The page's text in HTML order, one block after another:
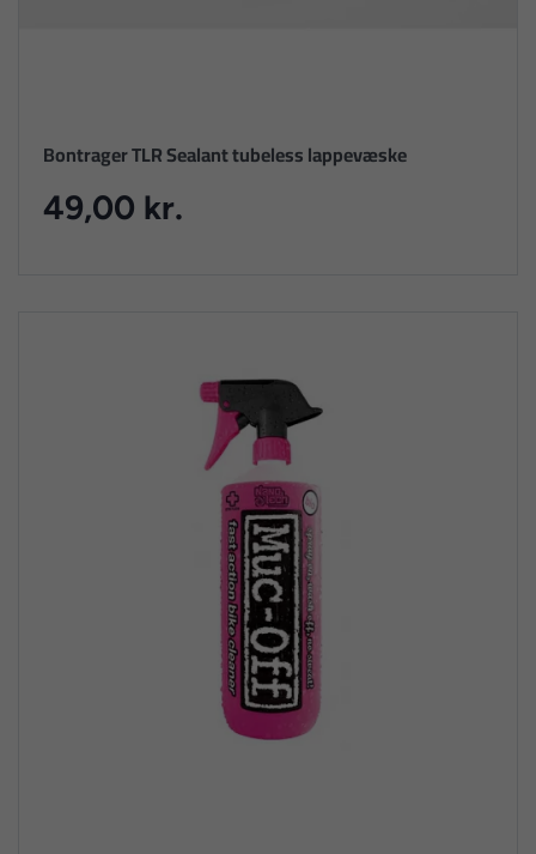
Bontrager TLR Sealant tubeless lappevæske
49,00 kr.